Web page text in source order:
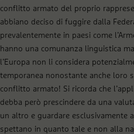
conflitto armato del proprio
abbiano deciso di fuggire dalla
prevalentemente in paesi come
hanno una comunanza linguistica
l’Europa non li considera
temporanea nonostante anche loro
conflitto armato! Si ricorda che
debba però prescindere da una
un altro e guardare esclusivamente
spettano in quanto tale e non alla